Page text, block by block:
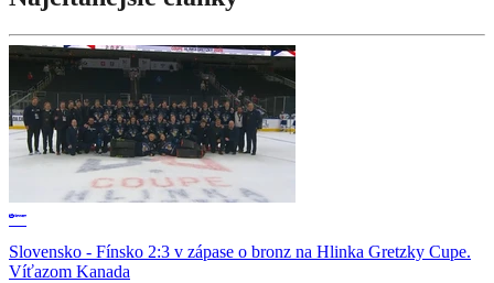
Slovensko - Fínsko 2:3 v zápase o bronz na Hlinka Gretzky Cupe.
Víťazom Kanada